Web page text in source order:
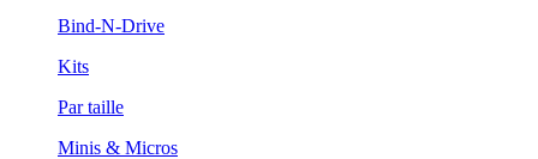
Bind-N-Drive
Kits
Par taille
Minis & Micros